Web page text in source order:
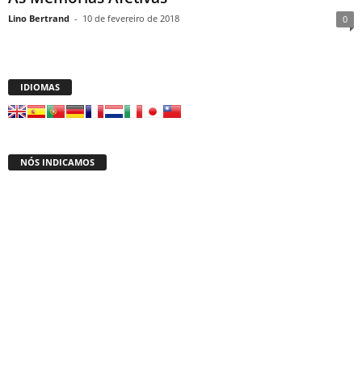
Lino Bertrand - 10 de fevereiro de 2018 0
IDIOMAS
NÓS INDICAMOS